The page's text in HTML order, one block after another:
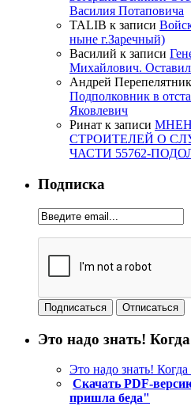
Василия Потаповича
TALIB к записи
ныне г.Заречный)
Василий к записи
Михайлович.
Андрей
Подполковник в
Яковлевич
Ринат к записи
СТРОИТЕЛЕЙ О
ЧАСТИ 55762-
Подписка
Это надо знать!
Это надо знать!
Скачать PDF-
пришла беда"